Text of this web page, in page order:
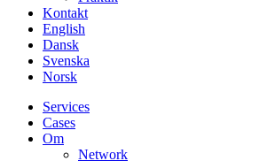
Kontakt
English
Dansk
Svenska
Norsk
Services
Cases
Om
Network